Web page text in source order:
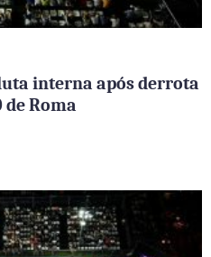
interna após derrota
de Roma